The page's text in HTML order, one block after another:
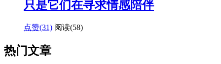
只是它们在寻求情感陪伴
点赞(31) 阅读(58)
热门文章